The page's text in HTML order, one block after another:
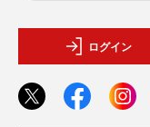
ログイン